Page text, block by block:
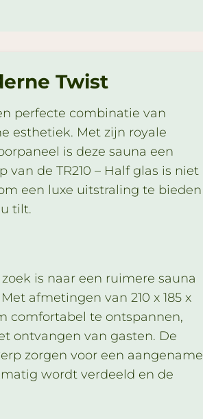
Twist
perfecte combinatie van
esthetiek. Met zijn royale
is deze sauna een
de TR210 – Half glas is niet
een luxe uitstraling te bieden
tilt.
is naar een ruimere sauna
afmetingen van 210 x 185 x
comfortabel te ontspannen,
ontvangen van gasten. De
zorgen voor een aangename
wordt verdeeld en de